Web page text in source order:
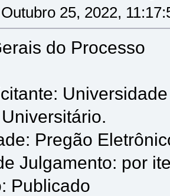
Outubro 25, 2022,
do Processo
Pregão
Julgamento: por
Publicado